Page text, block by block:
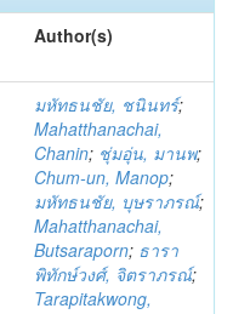
Author(s)
มหัทธนชัย, ชนินทร์;
Mahatthanachai,
Chanin; ชุ่มอุ่น, มานพ;
Chum-un, Manop;
มหัทธนชัย, บุษราภรณ์;
Mahatthanachai,
Butsaraporn; ธารา
พิทักษ์วงศ์, จิตราภรณ์;
Tarapitakwong,